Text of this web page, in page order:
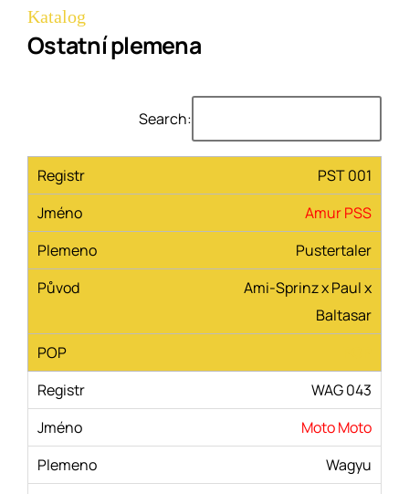
Katalog
Ostatní plemena
Search:
PST 001
Amur PSS
Pustertaler
Ami-Sprinz x Paul x
Baltasar
WAG 043
Moto Moto
Wagyu